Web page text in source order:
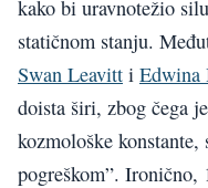
kako bi uravnotežio
statičnom stanju.
Swan Leavitt i Edwina
doista širi, zbog čega
kozmološke
pogreškom”. Ironično,